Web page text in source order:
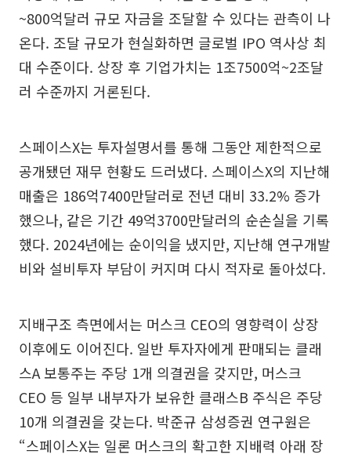
~800억달러 규모 자금을 조달할 수 있다는 관측이 나
온다. 조달 규모가 현실화하면 글로벌 IPO 역사상 최
대 수준이다. 상장 후 기업가치는 1조7500억~2조달
러 수준까지 거론된다.
스페이스X는 투자설명서를 통해 그동안 제한적으로
공개됐던 재무 현황도 드러냈다. 스페이스X의 지난해
매출은 186억7400만달러로 전년 대비 33.2% 증가
했으나, 같은 기간 49억3700만달러의 순손실을 기록
했다. 2024년에는 순이익을 냈지만, 지난해 연구개발
비와 설비투자 부담이 커지며 다시 적자로 돌아섰다.
지배구조 측면에서는 머스크 CEO의 영향력이 상장
이후에도 이어진다. 일반 투자자에게 판매되는 클래
스A 보통주는 주당 1개 의결권을 갖지만, 머스크
CEO 등 일부 내부자가 보유한 클래스B 주식은 주당
10개 의결권을 갖는다. 박준규 삼성증권 연구원은
“스페이스X는 일론 머스크의 확고한 지배력 아래 장